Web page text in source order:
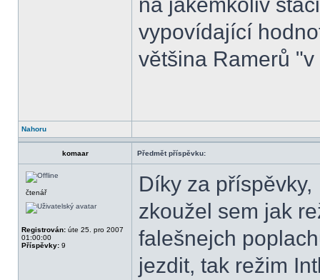
vypovídající
většina Ramerů
Nahoru
komaar Předmět příspěvku:
čtenář
Registrován: úte 25. pro 2007
01:00:00
Příspěvky: 9
Díky za příspěvky,
zkoužel sem jak
falešnejch
jezdit, tak režim